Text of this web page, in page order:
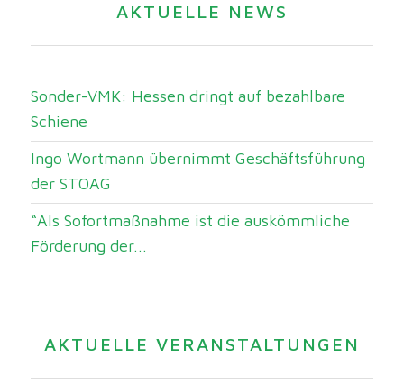
AKTUELLE NEWS
Sonder-VMK: Hessen dringt auf bezahlbare
Schiene
Ingo Wortmann übernimmt Geschäftsführung
der STOAG
“Als Sofortmaßnahme ist die auskömmliche
Förderung der...
AKTUELLE VERANSTALTUNGEN